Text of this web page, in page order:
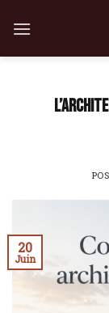
20
Juin